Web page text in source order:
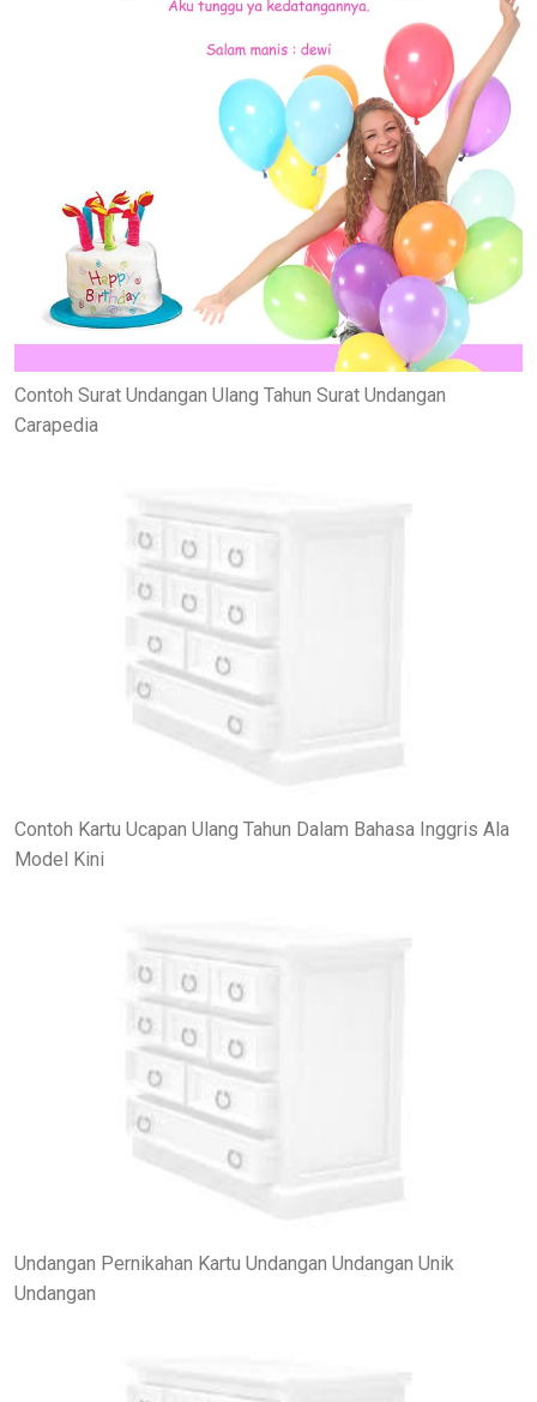
Contoh Surat Undangan Ulang Tahun Surat Undangan
Carapedia
Contoh Kartu Ucapan Ulang Tahun Dalam Bahasa Inggris Ala
Model Kini
Undangan Pernikahan Kartu Undangan Undangan Unik
Undangan